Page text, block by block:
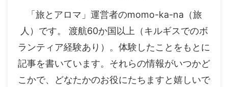
「旅とアロマ」運営者のmomo-ka-na（旅
人）です。 渡航60か国以上（キルギスでのボ
ランティア経験あり）。体験したことをもとに
記事を書いています。それらの情報がいつかど
こかで、どなたかのお役にたちますと嬉しいで